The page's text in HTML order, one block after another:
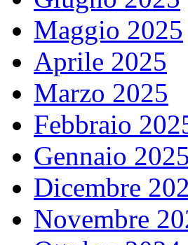
Maggio 2025
Aprile 2025
Marzo 2025
Febbraio
Gennaio 2025
Dicembre
Novembre